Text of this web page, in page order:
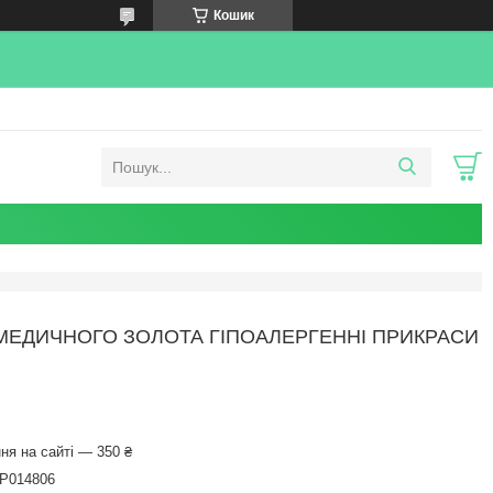
Кошик
ЗОЛОТА ГІПОАЛЕРГЕННІ ПРИКРАСИ
на сайті — 350 ₴
P014806